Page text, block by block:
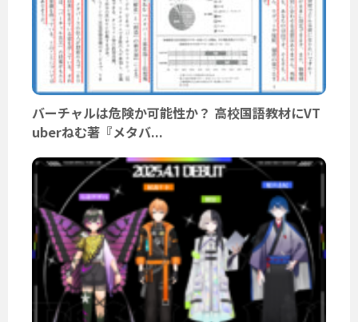
バーチャルは危険か可能性か？ 高校国語教材にVT
uberねむ著『メタバ...